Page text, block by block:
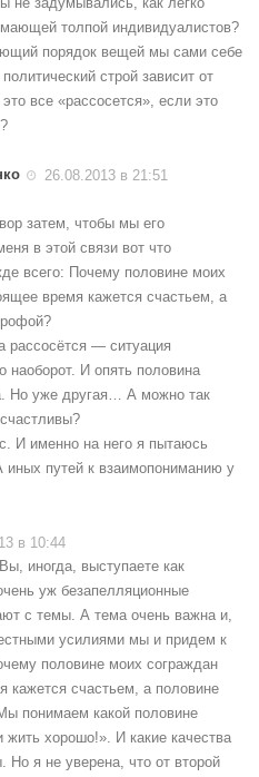
толпой индивидуалистов?
порядок вещей мы сами себе
строй зависит от
все «рассосется», если это
26.08.2013 в 21:51
затем, чтобы мы его
в этой связи вот что
всего: Почему половине моих
время кажется счастьем, а
рассосётся — ситуация
наоборот. И опять половина
Но уже другая… А можно так
И именно на него я пытаюсь
иных путей к взаимопониманию у
в 10:44
иногда, выступаете как
уж безапелляционные
с темы. А тема очень важна и,
усилиями мы и придем к
половине моих сограждан
кажется счастьем, а половине
понимаем какой половине
жить хорошо!». И какие качества
Но я не уверена, что от второй